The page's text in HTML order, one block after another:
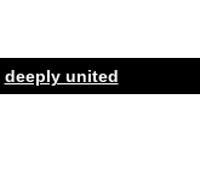
deeply united